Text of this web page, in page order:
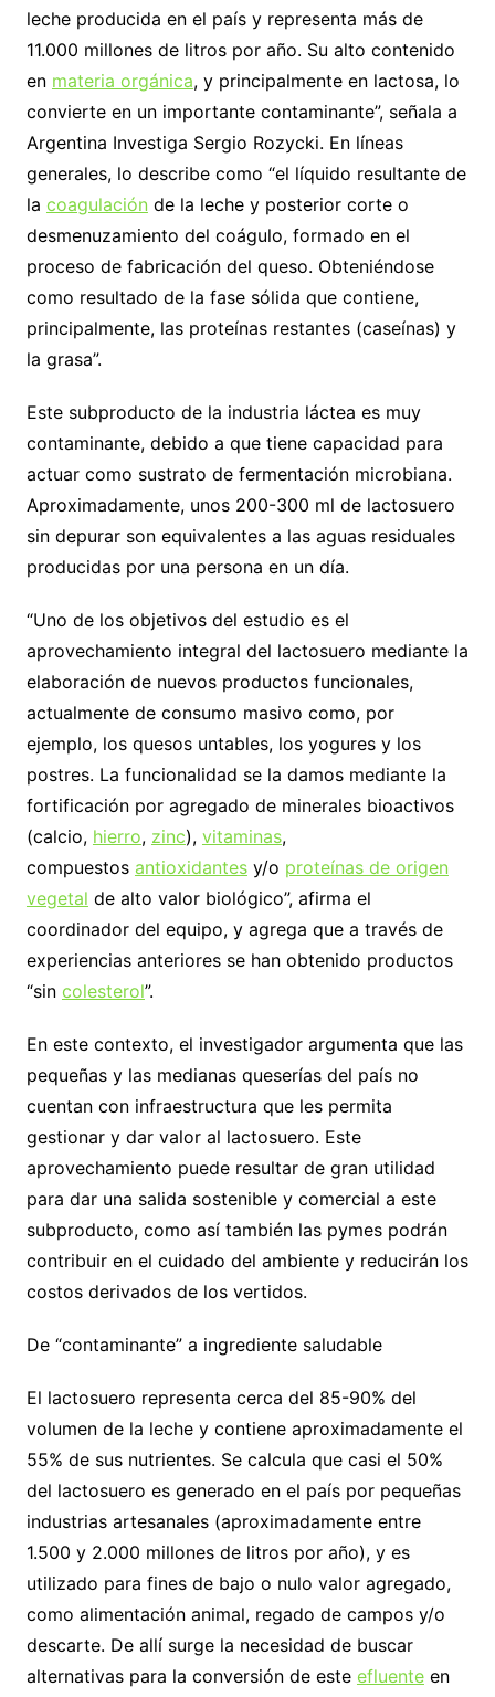
leche producida en el país y representa más de
11.000 millones de litros por año. Su alto contenido
en materia orgánica, y principalmente en lactosa, lo
convierte en un importante contaminante”, señala a
Argentina Investiga Sergio Rozycki. En líneas
generales, lo describe como “el líquido resultante de
la coagulación de la leche y posterior corte o
desmenuzamiento del coágulo, formado en el
proceso de fabricación del queso. Obteniéndose
como resultado de la fase sólida que contiene,
principalmente, las proteínas restantes (caseínas) y
la grasa”.
Este subproducto de la industria láctea es muy
contaminante, debido a que tiene capacidad para
actuar como sustrato de fermentación microbiana.
Aproximadamente, unos 200-300 ml de lactosuero
sin depurar son equivalentes a las aguas residuales
producidas por una persona en un día.
“Uno de los objetivos del estudio es el
aprovechamiento integral del lactosuero mediante la
elaboración de nuevos productos funcionales,
actualmente de consumo masivo como, por
ejemplo, los quesos untables, los yogures y los
postres. La funcionalidad se la damos mediante la
fortificación por agregado de minerales bioactivos
(calcio, hierro, zinc), vitaminas,
compuestos antioxidantesy/o proteínas de origen
vegetal de alto valor biológico”, afirma el
coordinador del equipo, y agrega que a través de
experiencias anteriores se han obtenido productos
“sin colesterol”.
En este contexto, el investigador argumenta que las
pequeñas y las medianas queserías del país no
cuentan con infraestructura que les permita
gestionar y dar valor al lactosuero. Este
aprovechamiento puede resultar de gran utilidad
para dar una salida sostenible y comercial a este
subproducto, como así también las pymes podrán
contribuir en el cuidado del ambiente y reducirán los
costos derivados de los vertidos.
De “contaminante” a ingrediente saludable
El lactosuero representa cerca del 85-90% del
volumen de la leche y contiene aproximadamente el
55% de sus nutrientes. Se calcula que casi el 50%
del lactosuero es generado en el país por pequeñas
industrias artesanales (aproximadamente entre
1.500 y 2.000 millones de litros por año), y es
utilizado para fines de bajo o nulo valor agregado,
como alimentación animal, regado de campos y/o
descarte. De allí surge la necesidad de buscar
alternativas para la conversión de este efluenteen